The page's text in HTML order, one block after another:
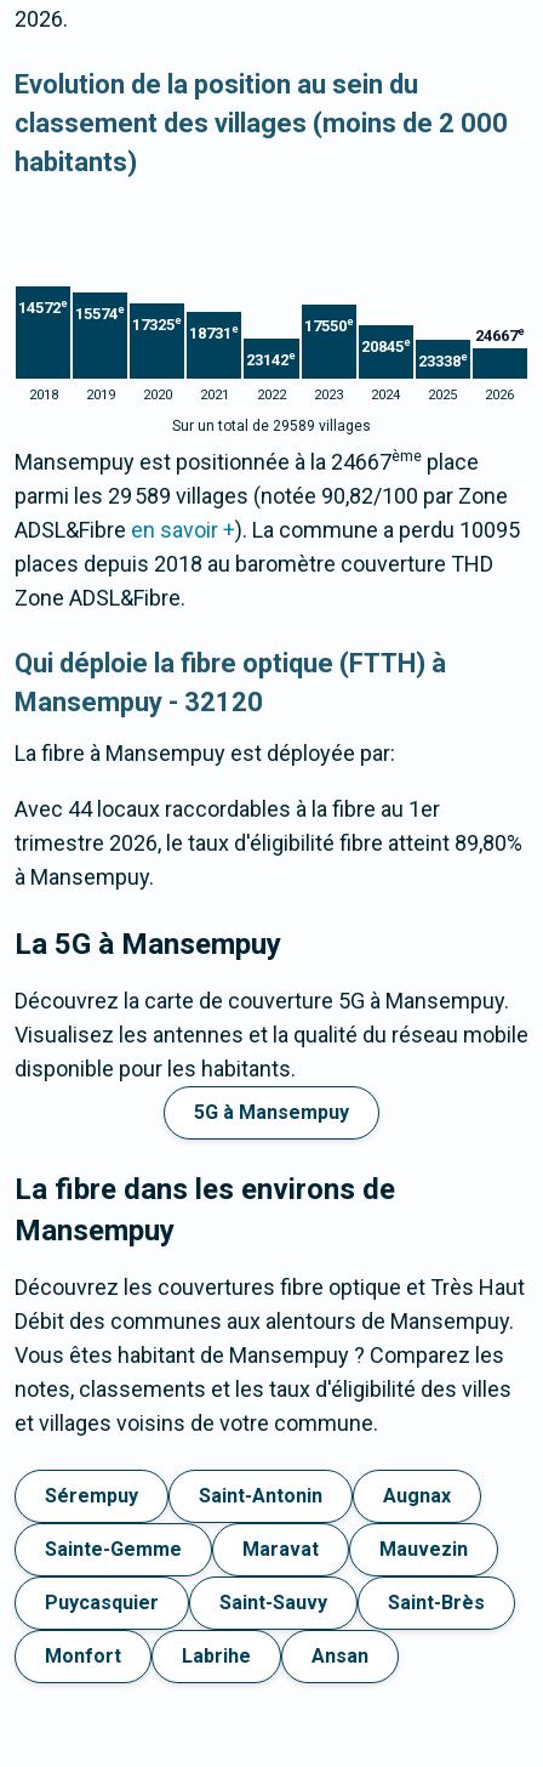
2026.
Evolution de la position au sein du
classement des villages (moins de 2 000
habitants)
14572e
15574e
17325e
18731e
23142e
17550e
20845e
23338e
24667e
2018 2019 2020 2021 2022 2023 2024 2025 2026
Sur un total de 29589 villages
Mansempuy est positionnée à la 24667ème place
parmi les 29 589 villages (notée 90,82/100 par Zone
ADSL&Fibre en savoir +). La commune a perdu 10095
places depuis 2018 au baromètre couverture THD
Zone ADSL&Fibre.
Qui déploie la fibre optique (FTTH) à
Mansempuy - 32120
La fibre à Mansempuy est déployée par:
Avec 44 locaux raccordables à la fibre au 1er
trimestre 2026, le taux d'éligibilité fibre atteint 89,80%
à Mansempuy.
La 5G à Mansempuy
Découvrez la carte de couverture 5G à Mansempuy.
Visualisez les antennes et la qualité du réseau mobile
disponible pour les habitants.
5G à Mansempuy
La fibre dans les environs de
Mansempuy
Découvrez les couvertures fibre optique et Très Haut
Débit des communes aux alentours de Mansempuy.
Vous êtes habitant de Mansempuy ? Comparez les
notes, classements et les taux d'éligibilité des villes
et villages voisins de votre commune.
Sérempuy Saint-Antonin Augnax
Sainte-Gemme Maravat Mauvezin
Puycasquier Saint-Sauvy Saint-Brès
Monfort Labrihe Ansan